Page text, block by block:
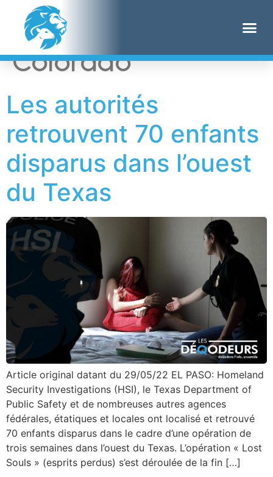
Étiquette :
Colorado
Les autorités
retrouvent 70 enfants
disparus dans l’ouest
du Texas
Article original datant du 29/05/22 EL PASO: Homeland
Security Investigations (HSI), le Texas Department of
Public Safety et de nombreuses autres agences
fédérales, étatiques et locales ont localisé et retrouvé
70 enfants disparus dans le cadre d’une opération de
trois semaines dans l’ouest du Texas. L’opération « Lost
Souls » (esprits perdus) s’est déroulée de la fin […]